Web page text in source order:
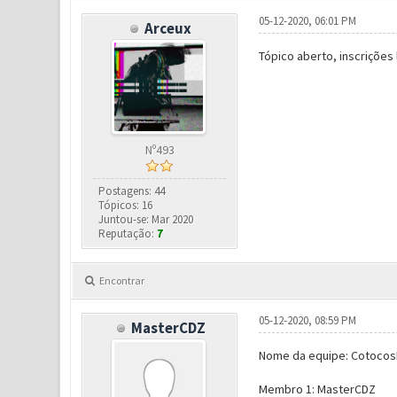
Arceux
Nº493
Postagens: 44
Tópicos: 16
Juntou-se: Mar 2020
Reputação: 7
05-12-2020, 06:01 PM
Tópico aberto, inscrições
Encontrar
MasterCDZ 05-12-2020, 08:59 PM
Nome da equipe:
Membro 1: MasterCDZ